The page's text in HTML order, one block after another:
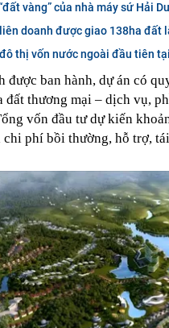
Người bán trái cây tiết lộ:
nghề lại kiểm tra 5 chi tiết
Tiếp viên tàu cao tốc quỳ gối
sao nhiều hơn ở nhà, bay
Cụ bà 70 tuổi có xương trẻ
biết bí quyết
Ngôi nhà chứa đựng tâm
Giá vàng vượt 4.300 USD/
Lời khuyên cho những người
vàng” của nhà máy sứ Hải
doanh được giao 138ha đất
thị vốn nước ngoài đầu tiên
được ban hành, dự án có
đất thương mại – dịch vụ,
vốn đầu tư dự kiến
chi phí bồi thường, hỗ trợ,